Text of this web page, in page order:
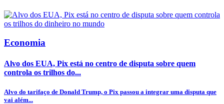
Economia
Alvo dos EUA, Pix está no centro de disputa sobre quem
controla os trilhos do...
Alvo do tarifaço de Donald Trump, o Pix passou a integrar uma disputa que
vai além...